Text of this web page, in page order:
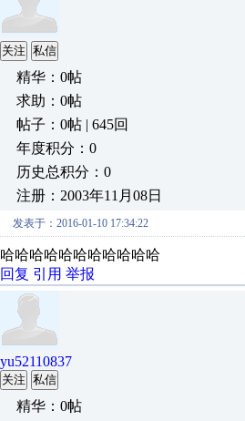
关注 私信
精华：0帖
求助：0帖
帖子：0帖 | 645回
年度积分：0
历史总积分：0
注册：2003年11月08日
发表于：2016-01-10 17:34:22
哈哈哈哈哈哈哈哈哈哈哈
回复 引用 举报
yu52110837
关注 私信
精华：0帖